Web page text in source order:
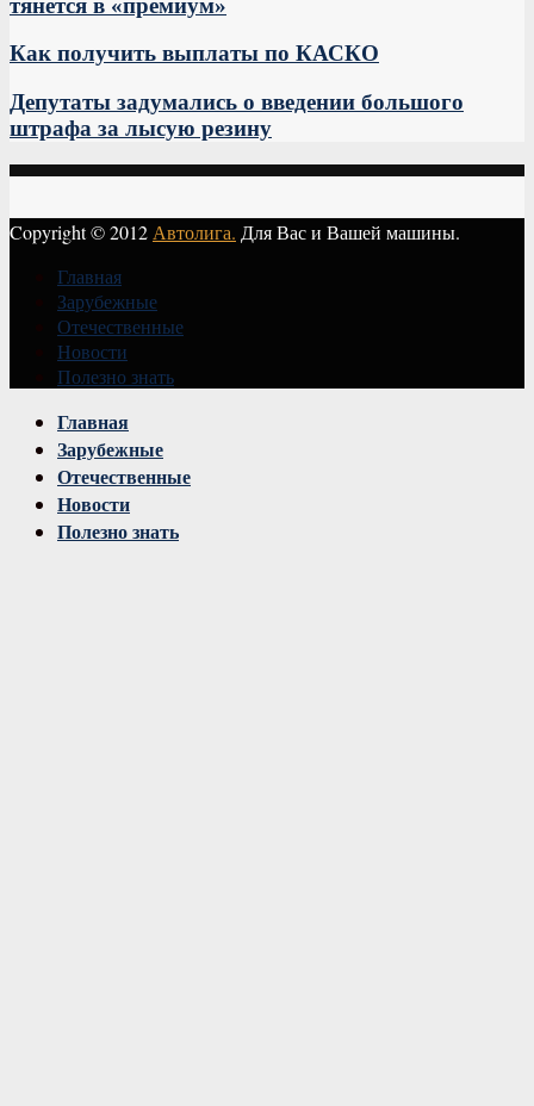
Как получить выплаты по КАСКО
Депутаты задумались о введении большого
штрафа за лысую резину
Copyright © 2012 Автолига. Для Вас и Вашей машины.
Главная
Зарубежные
Отечественные
Новости
Полезно знать
Главная
Зарубежные
Отечественные
Новости
Полезно знать